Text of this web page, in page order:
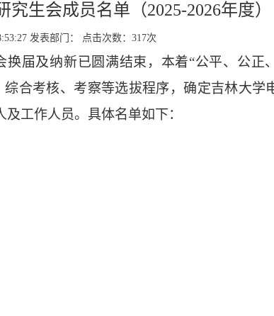
生会成员名单（2025-2026年度）
发表部门： 点击次数： 317次
换届及纳新已圆满结束，本着“公平、公正
合考核、考察等选拔程序，确定吉林大学
工作人员。具体名单如下：